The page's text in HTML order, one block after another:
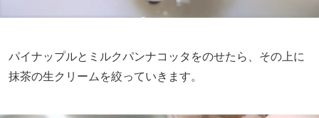
パイナップルとミルクパンナコッタをのせたら、その上に
抹茶の生クリームを絞っていきます。